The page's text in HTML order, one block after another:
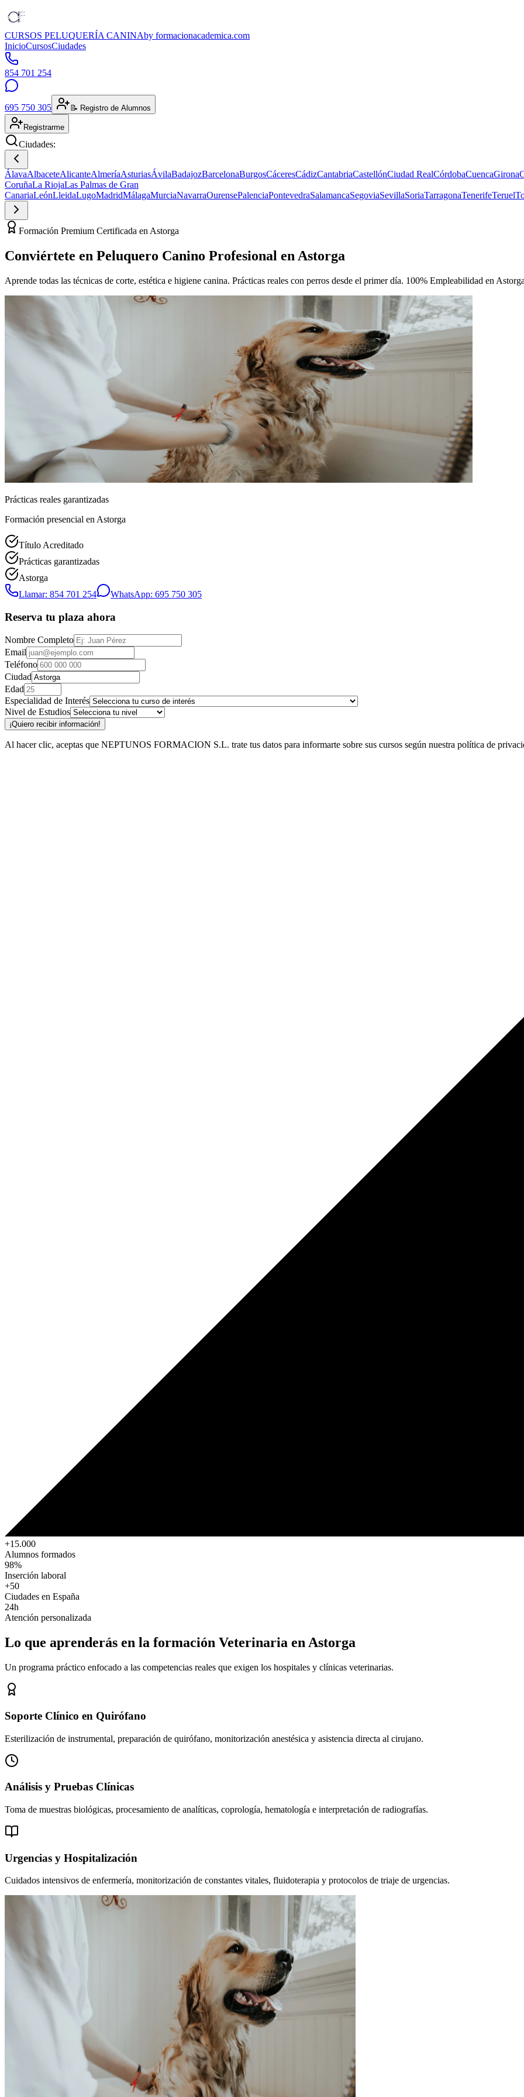
CURSOS PELUQUERÍA CANINAby formacionacademica.com
InicioCursosCiudades
854 701 254
695 750 305 📝 Registro de Alumnos
Registrarme
Ciudades:
ÁlavaAlbaceteAlicanteAlmeríaAsturiasÁvilaBadajozBarcelonaBurgosCáceresCádizCantabriaCastellónCiudad RealCórdobaCuencaGirona
CoruñaLa RiojaLas Palmas de Gran
CanariaLeónLleidaLugoMadridMálagaMurciaNavarraOurensePalenciaPontevedraSalamancaSegoviaSevillaSoriaTarragonaTenerifeTeruel
Formación Premium Certificada en Astorga
Conviértete en Peluquero Canino Profesional en Astorga
Aprende todas las técnicas de corte, estética e higiene canina. Prácticas reales con perros desde el primer día. 100% Empleabilidad en
Prácticas reales garantizadas
Formación presencial en Astorga
Título Acreditado
Prácticas garantizadas
Astorga
Llamar: 854 701 254
WhatsApp: 695 750 305
Reserva tu plaza ahora
Nombre Completo
Email
Teléfono
Ciudad
Edad
Especialidad de Interés
Nivel de Estudios
¡Quiero recibir información!
Al hacer clic, aceptas que NEPTUNOS FORMACION S.L. trate tus datos para informarte sobre sus cursos según nuestra política de
+15.000
Alumnos formados
98%
Inserción laboral
+50
Ciudades en España
24h
Atención personalizada
Lo que aprenderás en la formación Veterinaria en Astorga
Un programa práctico enfocado a las competencias reales que exigen los hospitales y clínicas veterinarias.
Soporte Clínico en Quirófano
Esterilización de instrumental, preparación de quirófano, monitorización anestésica y asistencia directa al cirujano.
Análisis y Pruebas Clínicas
Toma de muestras biológicas, procesamiento de analíticas, coprología, hematología e interpretación de radiografías.
Urgencias y Hospitalización
Cuidados intensivos de enfermería, monitorización de constantes vitales, fluidoterapia y protocolos de triaje de urgencias.